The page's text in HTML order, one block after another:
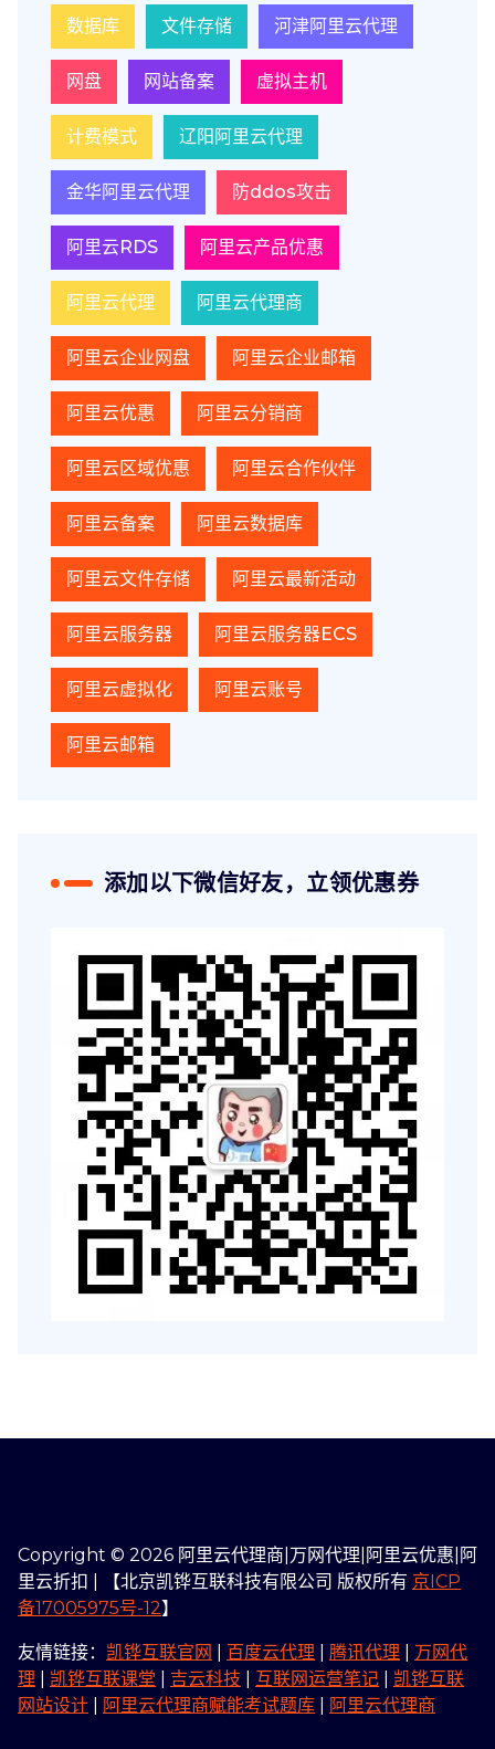
数据库 文件存储 河津阿里云代理
网盘 网站备案 虚拟主机
计费模式 辽阳阿里云代理
金华阿里云代理 防ddos攻击
阿里云RDS 阿里云产品优惠
阿里云代理 阿里云代理商
阿里云企业网盘 阿里云企业邮箱
阿里云优惠 阿里云分销商
阿里云区域优惠 阿里云合作伙伴
阿里云备案 阿里云数据库
阿里云文件存储 阿里云最新活动
阿里云服务器 阿里云服务器ECS
阿里云虚拟化 阿里云账号
阿里云邮箱
添加以下微信好友，立领优惠券
Copyright © 2026 阿里云代理商|万网代理|阿里云优惠|阿
里云折扣 | 【北京凯铧互联科技有限公司 版权所有 京ICP
备17005975号-12】
友情链接： 凯铧互联官网 百度云代理 腾讯代理
万网代
理
凯铧互联课堂 吉云科技 互联网运营笔记
凯铧互联
网站设计
阿里云代理商赋能考试题库 阿里云代理商